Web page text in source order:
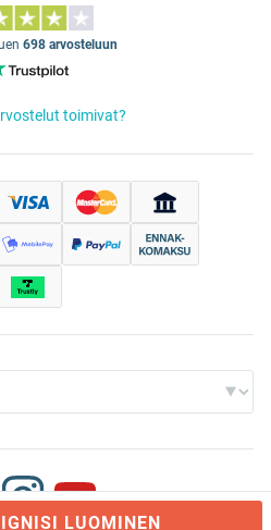
LUOMINEN
698 arvosteluun
toimivat?